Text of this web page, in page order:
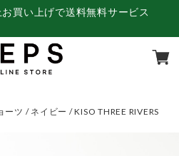
買い上げで送料無料サービス
ツ / ネイビー / KISO THREE RIVERS